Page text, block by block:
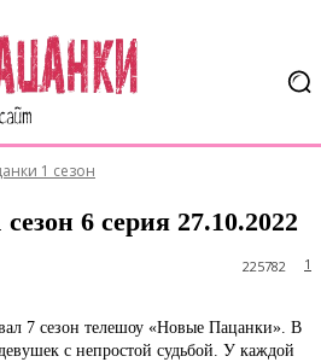
1 сезон
6 серия 27.10.2022
1
225782
7 сезон телешоу «Новые Пацанки». В
с непростой судьбой. У каждой